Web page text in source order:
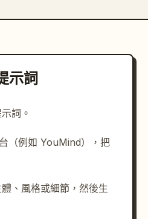
示詞
詞。
（例如 YouMind），把
、風格或細節，然後生